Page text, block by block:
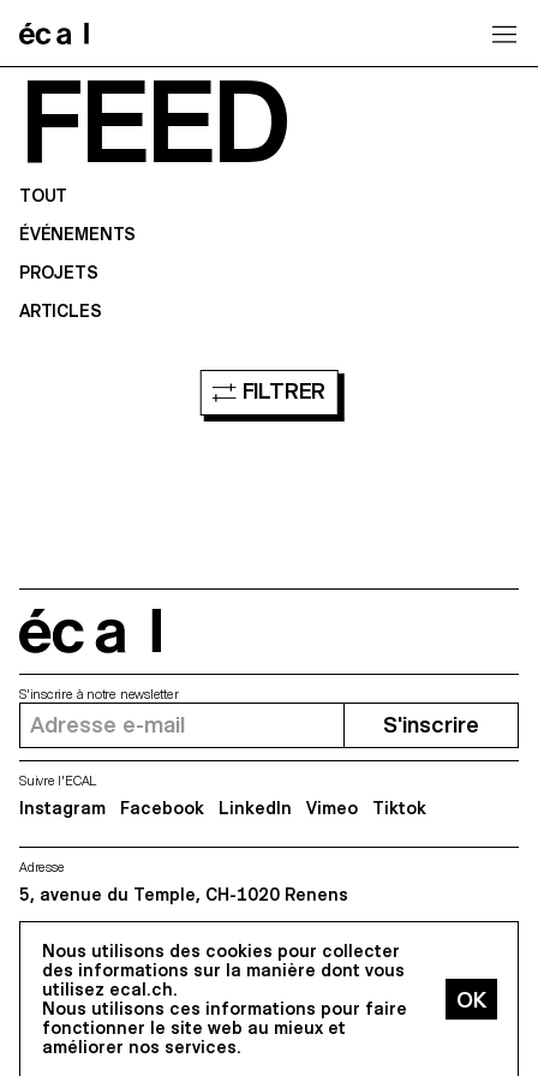
FEED
TOUT
ÉVÉNEMENTS
PROJETS
ARTICLES
FILTRER
Nous utilisons des cookies pour collecter
des informations sur la manière dont vous
utilisez ecal.ch.
Nous utilisons ces informations pour faire
fonctionner le site web au mieux et
améliorer nos services.
Adresse
5, avenue du Temple, CH-1020 Renens
S'inscrire à notre newsletter
S'inscrire
Suivre l'ECAL
Instagram Facebook LinkedIn Vimeo Tiktok
Tous droits réservés @2026
Contact Impressum Hub Presse